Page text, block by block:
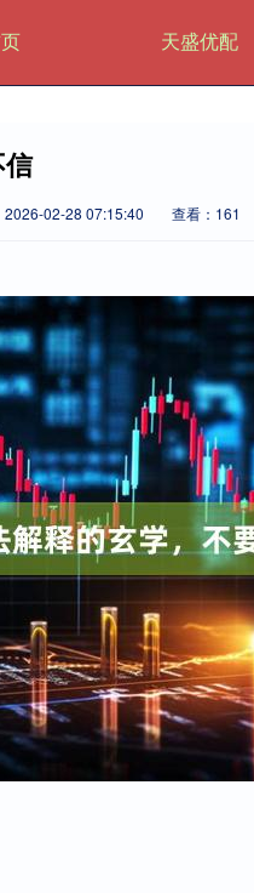
天盛优配
2026-02-28 07:15:40 查看：161
1.42% 沪深300